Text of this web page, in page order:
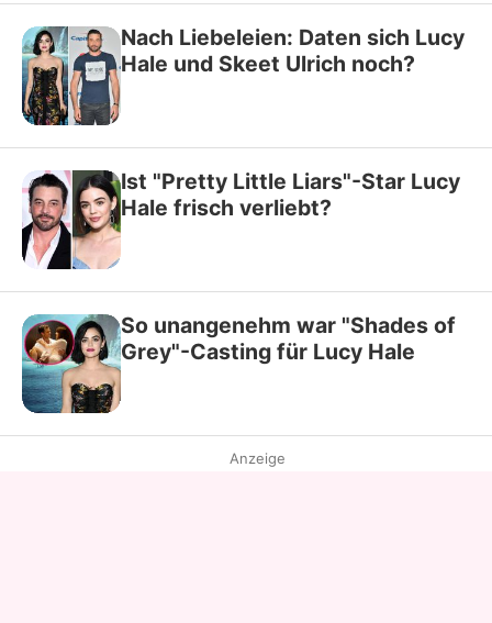
Nach Liebeleien: Daten sich Lucy
Hale und Skeet Ulrich noch?
Ist "Pretty Little Liars"-Star Lucy
Hale frisch verliebt?
So unangenehm war "Shades of
Grey"-Casting für Lucy Hale
Anzeige